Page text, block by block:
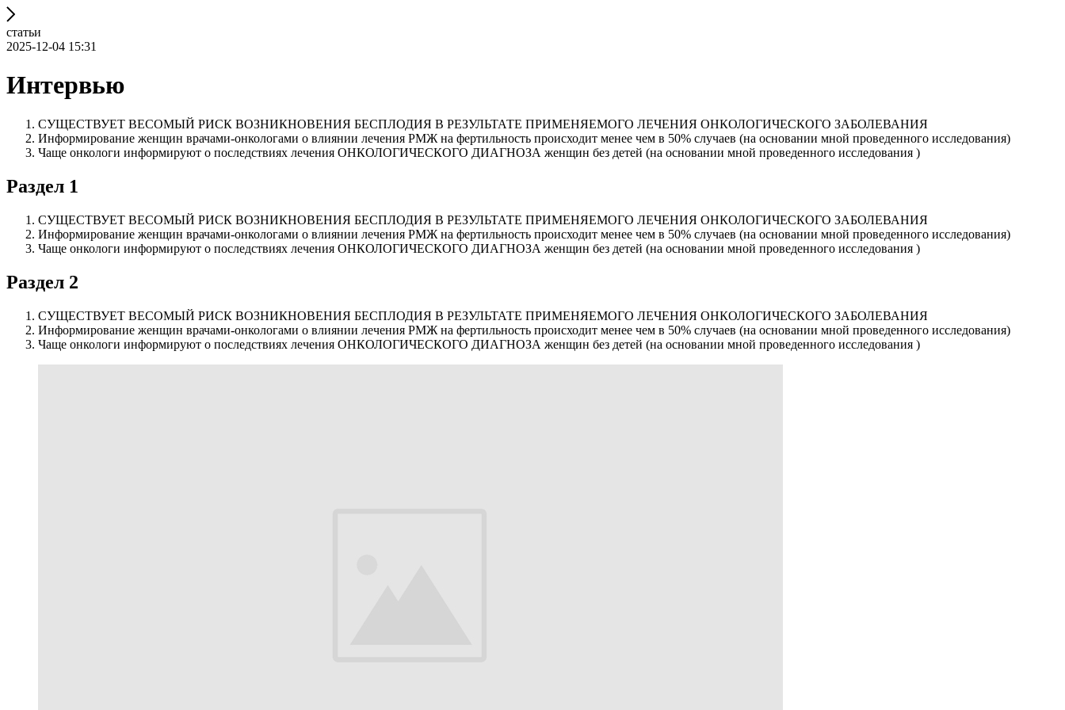
статьи
2025-12-04 15:31
Интервью
СУЩЕСТВУЕТ ВЕСОМЫЙ РИСК ВОЗНИКНОВЕНИЯ БЕСПЛОДИЯ В РЕЗУЛЬТАТЕ ПРИМЕНЯЕМОГО ЛЕЧЕНИЯ ОНКОЛОГИЧЕСКОГО ЗАБОЛЕВАНИЯ
Информирование женщин врачами-онкологами о влиянии лечения РМЖ на фертильность происходит менее чем в 50% случаев (на основании мной проведенного исследования)
Чаще онкологи информируют о последствиях лечения ОНКОЛОГИЧЕСКОГО ДИАГНОЗА женщин без детей (на основании мной проведенного исследования )
Раздел 1
СУЩЕСТВУЕТ ВЕСОМЫЙ РИСК ВОЗНИКНОВЕНИЯ БЕСПЛОДИЯ В РЕЗУЛЬТАТЕ ПРИМЕНЯЕМОГО ЛЕЧЕНИЯ ОНКОЛОГИЧЕСКОГО ЗАБОЛЕВАНИЯ
Информирование женщин врачами-онкологами о влиянии лечения РМЖ на фертильность происходит менее чем в 50% случаев (на основании мной проведенного исследования)
Чаще онкологи информируют о последствиях лечения ОНКОЛОГИЧЕСКОГО ДИАГНОЗА женщин без детей (на основании мной проведенного исследования )
Раздел 2
СУЩЕСТВУЕТ ВЕСОМЫЙ РИСК ВОЗНИКНОВЕНИЯ БЕСПЛОДИЯ В РЕЗУЛЬТАТЕ ПРИМЕНЯЕМОГО ЛЕЧЕНИЯ ОНКОЛОГИЧЕСКОГО ЗАБОЛЕВАНИЯ
Информирование женщин врачами-онкологами о влиянии лечения РМЖ на фертильность происходит менее чем в 50% случаев (на основании мной проведенного исследования)
Чаще онкологи информируют о последствиях лечения ОНКОЛОГИЧЕСКОГО ДИАГНОЗА женщин без детей (на основании мной проведенного исследования )